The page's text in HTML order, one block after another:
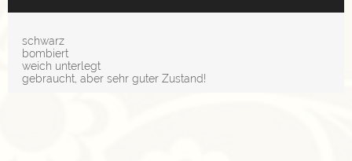
schwarz
bombiert
weich unterlegt
gebraucht, aber sehr guter Zustand!